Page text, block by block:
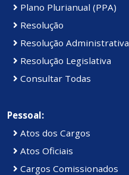
Plano Plurianual (PPA)
Resolução
Resolução Administrativa
Resolução Legislativa
Consultar Todas
Pessoal:
Atos dos Cargos
Atos Oficiais
Cargos Comissionados